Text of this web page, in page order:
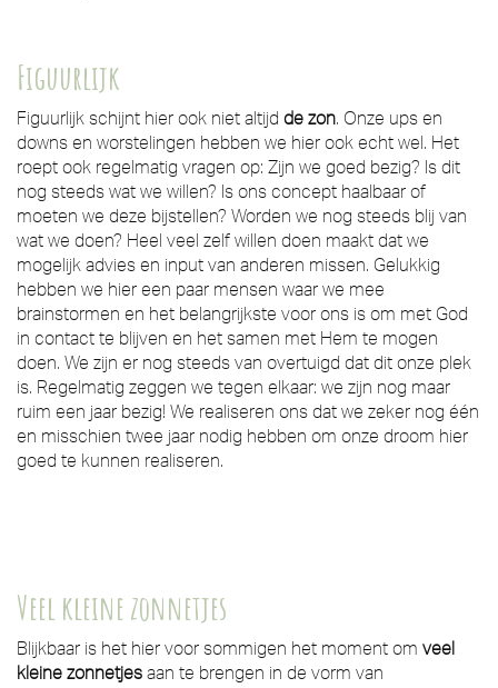
Figuurlijk
Figuurlijk schijnt hier ook niet altijd de zon. Onze ups en
downs en worstelingen hebben we hier ook echt wel. Het
roept ook regelmatig vragen op: Zijn we goed bezig? Is dit
nog steeds wat we willen? Is ons concept haalbaar of
moeten we deze bijstellen? Worden we nog steeds blij van
wat we doen? Heel veel zelf willen doen maakt dat we
mogelijk advies en input van anderen missen. Gelukkig
hebben we hier een paar mensen waar we mee
brainstormen en het belangrijkste voor ons is om met God
in contact te blijven en het samen met Hem te mogen
doen. We zijn er nog steeds van overtuigd dat dit onze plek
is. Regelmatig zeggen we tegen elkaar: we zijn nog maar
ruim een jaar bezig! We realiseren ons dat we zeker nog één
en misschien twee jaar nodig hebben om onze droom hier
goed te kunnen realiseren.
Veel kleine zonnetjes
Blijkbaar is het hier voor sommigen het moment om veel
kleine zonnetjes aan te brengen in de vorm van